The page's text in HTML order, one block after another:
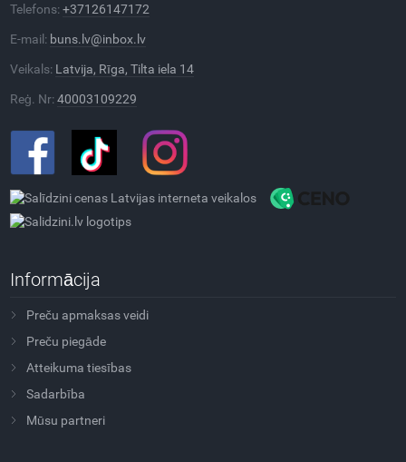
Telefons:+37126147172
E-mail: buns.lv@inbox.lv
Veikals: Latvija, Rīga, Tilta iela 14
Reģ. Nr:40003109229
Informācija
Preču apmaksas veidi
Preču piegāde
Atteikuma tiesības
Sadarbība
Mūsu partneri